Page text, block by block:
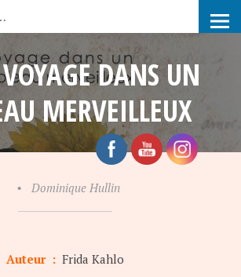
DANS UN
MERVEILLEUX
• Dominique Hullin
Auteur : Frida Kahlo